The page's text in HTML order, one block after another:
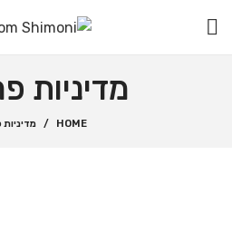
מדיניות
HOME מדיניות